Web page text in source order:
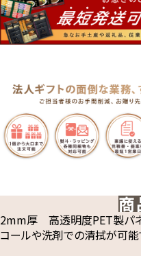
商
2mm厚 高透明度PET製パ
コールや洗剤での清拭が可能